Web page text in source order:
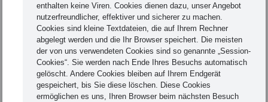
enthalten keine Viren. Cookies dienen dazu, unser Angebot
nutzerfreundlicher, effektiver und sicherer zu machen.
Cookies sind kleine Textdateien, die auf Ihrem Rechner
abgelegt werden und die Ihr Browser speichert. Die meisten
der von uns verwendeten Cookies sind so genannte „Session-
Cookies“. Sie werden nach Ende Ihres Besuchs automatisch
gelöscht. Andere Cookies bleiben auf Ihrem Endgerät
gespeichert, bis Sie diese löschen. Diese Cookies
ermöglichen es uns, Ihren Browser beim nächsten Besuch